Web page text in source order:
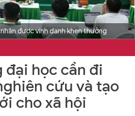
được vinh danh khen thưởng
học cần đi
cứu và tạo
cho xã hội